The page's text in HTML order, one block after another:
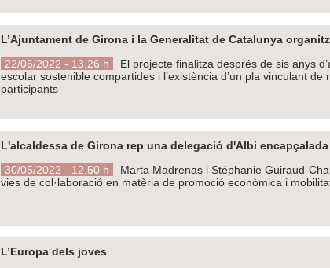
L’Ajuntament de Girona i la Generalitat de Catalunya
22/06/2022 - 13.26 h
El projecte finalitza després de sis anys
escolar sostenible compartides i l’existència d’un pla vinculant
participants
L'alcaldessa de Girona rep una delegació d'Albi
30/05/2022 - 12.50 h
Marta Madrenas i Stéphanie Guiraud-
vies de col·laboració en matèria de promoció econòmica i
L’Europa dels joves